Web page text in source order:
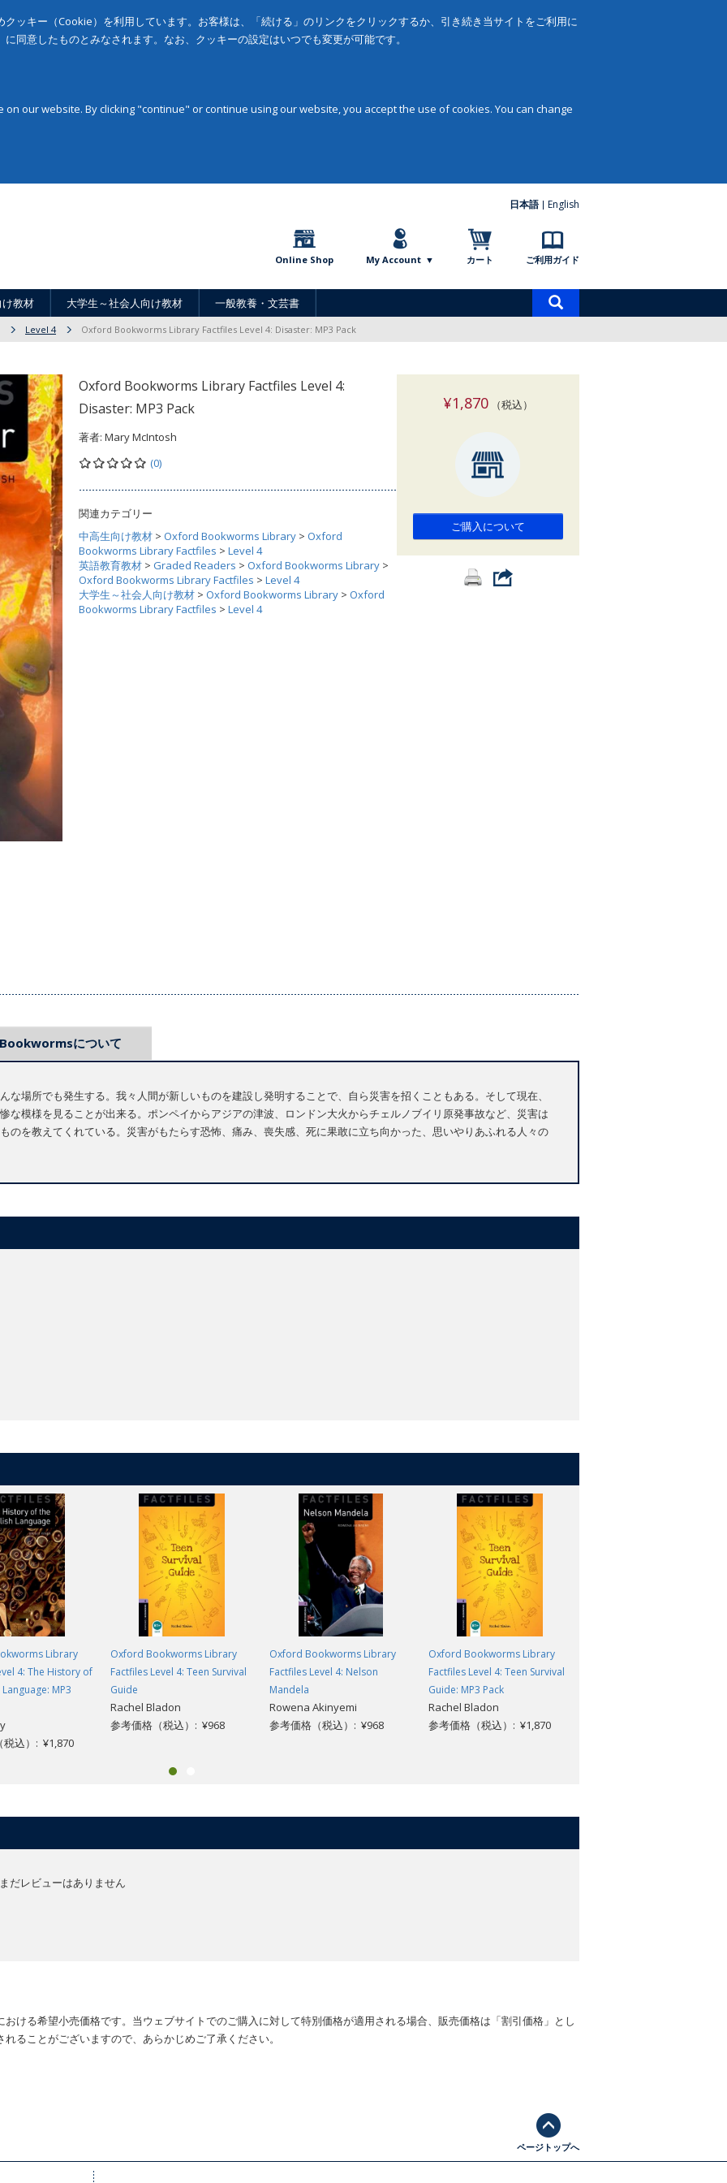
ッキー（Cookie）を利用しています。お客様は、「続ける」のリンクをクリックするか、引き続き当サイトをご利用に
同意したものとみなされます。なお、クッキーの設定はいつでも変更が可能です。
our website. By clicking "continue" or continue using our website, you accept the use of cookies. You can change
日本語 English
Online Shop My Account カート ご利用ガイド
教材 大学生～社会人向け教材 一般教養・文芸書
索
Level 4 Oxford Bookworms Library Factfiles Level 4: Disaster: MP3 Pack
Oxford Bookworms Library Factfiles Level 4:
Disaster: MP3 Pack
著者: Mary McIntosh
(0)
関連カテゴリー
中高生向け教材 > Oxford Bookworms Library > Oxford
Bookworms Library Factfiles > Level 4
英語教育教材 > Graded Readers > Oxford Bookworms Library >
Oxford Bookworms Library Factfiles > Level 4
大学生～社会人向け教材 > Oxford Bookworms Library > Oxford
Bookworms Library Factfiles > Level 4
¥1,870（税込）
ご購入について
について
な場所でも発生する。我々人間が新しいものを建設し発明することで、自ら災害を招くこともある。そして現在、
な模様を見ることが出来る。ポンペイからアジアの津波、ロンドン大火からチェルノブイリ原発事故など、災害は
のを教えてくれている。災害がもたらす恐怖、痛み、喪失感、死に果敢に立ち向かった、思いやりあふれる人々の
Library
4: The History of
MP3
税込）: ¥1,870
Oxford Bookworms Library
Factfiles Level 4: Teen Survival
Guide
Rachel Bladon
参考価格（税込）: ¥968
Oxford Bookworms Library
Factfiles Level 4: Nelson
Mandela
Rowena Akinyemi
参考価格（税込）: ¥968
Oxford Bookworms Library
Factfiles Level 4: Teen Survival
Guide: MP3 Pack
Rachel Bladon
参考価格（税込）: ¥1,870
まだレビューはありません
ける希望小売価格です。当ウェブサイトでのご購入に対して特別価格が適用される場合、販売価格は「割引価格」とし
ることがございますので、あらかじめご了承ください。
ページトップへ